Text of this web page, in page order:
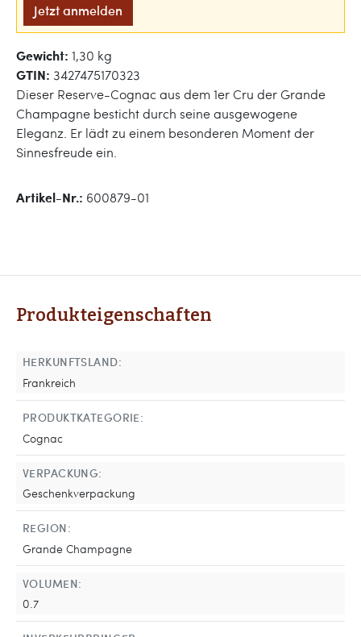
Jetzt anmelden
Gewicht: 1,30 kg
GTIN: 3427475170323
Dieser Reserve-Cognac aus dem 1er Cru der Grande
Champagne besticht durch seine ausgewogene
Eleganz. Er lädt zu einem besonderen Moment der
Sinnesfreude ein.
Artikel-Nr.: 600879-01
Produkteigenschaften
HERKUNFTSLAND:
Frankreich
PRODUKTKATEGORIE:
Cognac
VERPACKUNG:
Geschenkverpackung
REGION:
Grande Champagne
VOLUMEN:
0.7